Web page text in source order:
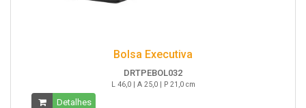
Bolsa Executiva
DRTPEBOL032
L 46,0 | A 25,0 | P 21,0 cm
Detalhes